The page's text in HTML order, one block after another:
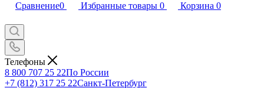
Сравнение0 Избранные товары 0 Корзина 0
Телефоны
8 800 707 25 22По России
+7 (812) 317 25 22Санкт-Петербург